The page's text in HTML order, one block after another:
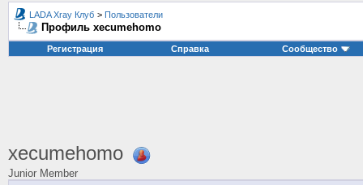
LADA Xray Клуб > Пользователи
Профиль xecumehomo
Регистрация Справка Сообщество
xecumehomo
Junior Member